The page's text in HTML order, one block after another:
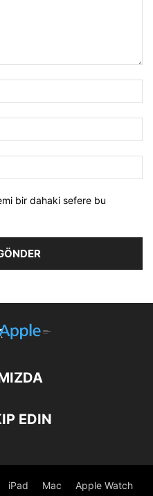
bir dahaki sefere bu
EDIN
iPad Mac Apple Watch